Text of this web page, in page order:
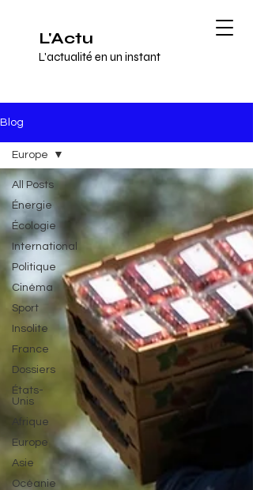
L'Actu
L'actualité en un instant
Blog
All Posts
Énergie
Écologie
International
Politique
Cinéma
Sport
Insolite
France
Dossiers
États-
Unis
Afrique
Europe
Asie
Océanie
Europe